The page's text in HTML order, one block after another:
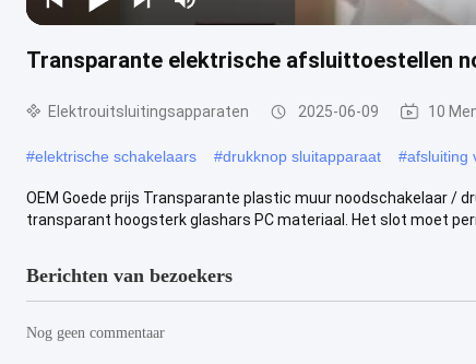
Transparante elektrische afsluittoestellen
Elektrouitsluitingsapparaten 2025-06-09 10
#elektrische schakelaars #drukknop sluitapparaat #afsluiting
OEM Goede prijs Transparante plastic muur noodschakelaar /
transparant hoogsterk glashars PC materiaal. Het slot moet
Berichten van bezoekers
Nog geen commentaar